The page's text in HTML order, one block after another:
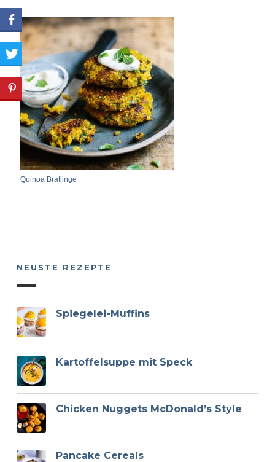
Quinoa Bratlinge
NEUSTE REZEPTE
Spiegelei-Muffins
Kartoffelsuppe mit Speck
Chicken Nuggets McDonald’s Style
Pancake Cereals